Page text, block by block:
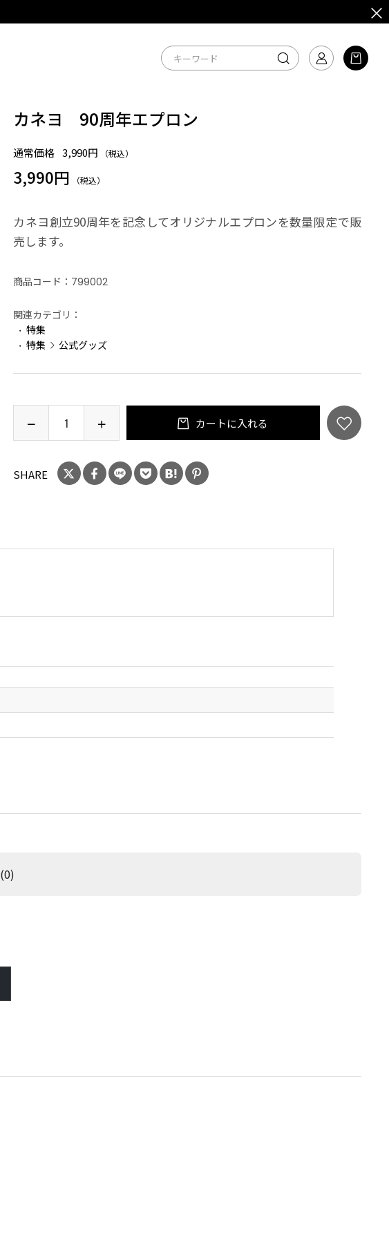
カネヨ 90周年エプロン
通常価格 3,990円 （税込）
3,990円 （税込）
カネヨ創立90周年を記念してオリジナルエプロンを数量限定で販
売します。
商品コード： 799002
関連カテゴリ：
特集
特集
公式グッズ
カートに入れる
SHARE
(0)